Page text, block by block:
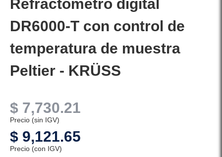
Refractómetro digital
DR6000-T con control de
temperatura de muestra
Peltier - KRÜSS
$ 7,730.21
Precio (sin IGV)
$ 9,121.65
Precio (con IGV)